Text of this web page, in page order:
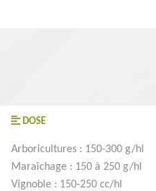
DOSE
Arboricultures : 150-300 g/hl
Maraîchage : 150 à 250 g/hl
Vignoble : 150-250 cc/hl